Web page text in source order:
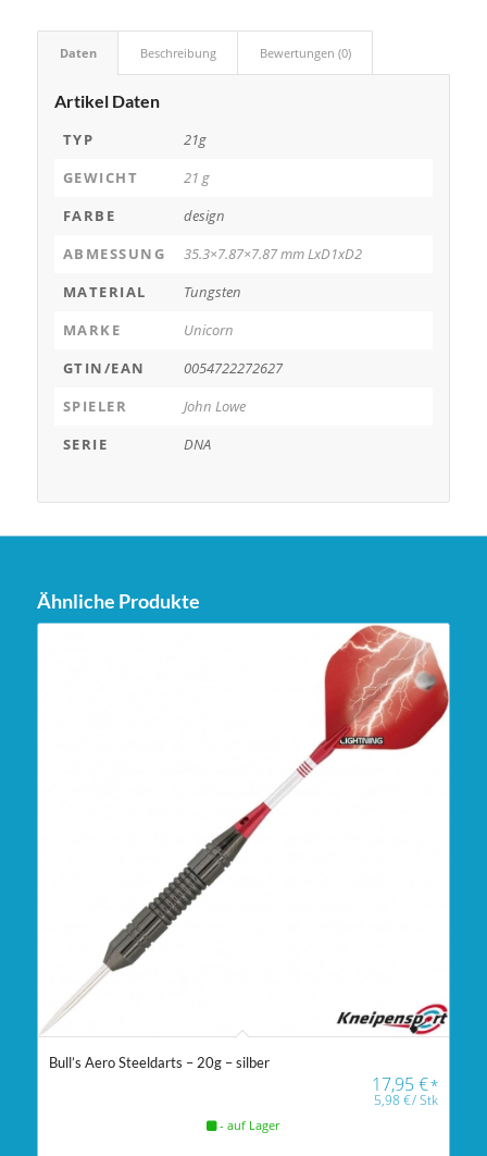
Daten Beschreibung Bewertungen (0)
Artikel Daten
TYP
21g
GEWICHT
21 g
FARBE
design
ABMESSUNG
35.3×7.87×7.87 mm LxD1xD2
MATERIAL
Tungsten
MARKE
Unicorn
GTIN/EAN
0054722272627
SPIELER
John Lowe
SERIE
DNA
Ähnliche Produkte
Bull’s Aero Steeldarts – 20g – silber
17,95€*
5,98€/Stk
- auf Lager